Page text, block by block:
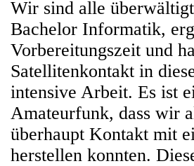
Wir sind alle
Bachelor Informatik,
Vorbereitungszeit und
Satellitenkontakt in
intensive Arbeit. Es ist
Amateurfunk, dass wir
überhaupt Kontakt mit
herstellen konnten.